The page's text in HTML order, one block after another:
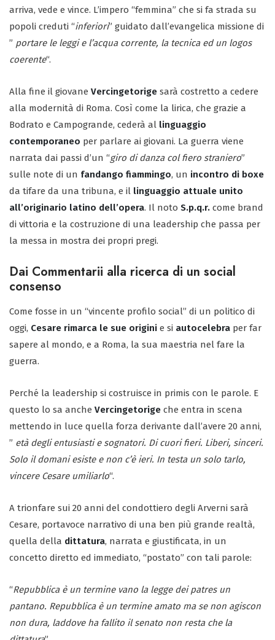
arriva, vede e vince. L’impero “femmina” che si fa strada su
popoli creduti “inferiori” guidato dall’evangelica missione di
” portare le leggi e l’acqua corrente, la tecnica ed un logos
coerente“.
Alla fine il giovane Vercingetorige sarà costretto a cedere
alla modernità di Roma. Così come la lirica, che grazie a
Bodrato e Campogrande, cederà al linguaggio
contemporaneo per parlare ai giovani. La guerra viene
narrata dai passi d’un “giro di danza col fiero straniero”
sulle note di un fandango fiammingo, un incontro di boxe
da tifare da una tribuna, e il linguaggio attuale unito
all’originario latino dell’opera. Il noto S.p.q.r. come brand
di vittoria e la costruzione di una leadership che passa per
la messa in mostra dei propri pregi.
Dai Commentarii alla ricerca di un social
consenso
Come fosse in un “vincente profilo social” di un politico di
oggi, Cesare rimarca le sue origini e si autocelebra per far
sapere al mondo, e a Roma, la sua maestria nel fare la
guerra.
Perché la leadership si costruisce in primis con le parole. E
questo lo sa anche Vercingetorige che entra in scena
mettendo in luce quella forza derivante dall’avere 20 anni,
” età degli entusiasti e sognatori. Di cuori fieri. Liberi, sinceri.
Solo il domani esiste e non c’è ieri. In testa un solo tarlo,
vincere Cesare umiliarlo“.
A trionfare sui 20 anni del condottiero degli Arverni sarà
Cesare, portavoce narrativo di una ben più grande realtà,
quella della dittatura, narrata e giustificata, in un
concetto diretto ed immediato, “postato” con tali parole:
“Repubblica è un termine vano la legge dei patres un
pantano. Repubblica è un termine amato ma se non agiscon
non dura, laddove ha fallito il senato non resta che la